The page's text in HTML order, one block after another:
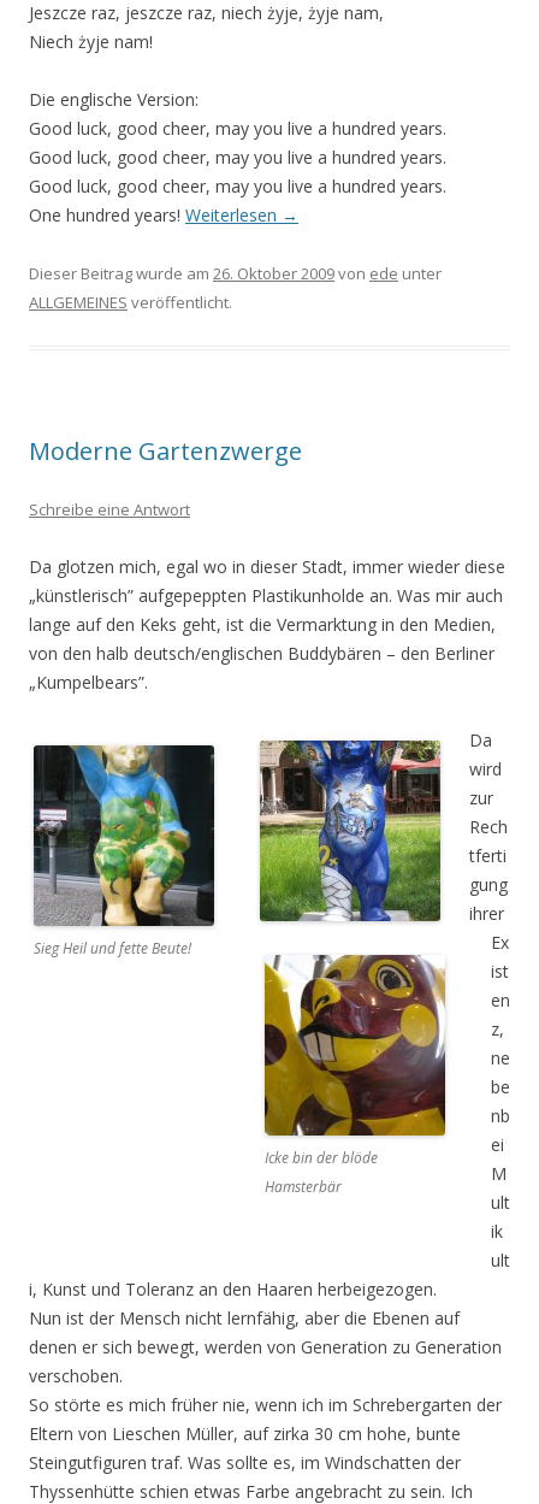
Jeszcze raz, jeszcze raz, niech żyje, żyje nam,
Niech żyje nam!
Die englische Version:
Good luck, good cheer, may you live a hundred years.
Good luck, good cheer, may you live a hundred years.
Good luck, good cheer, may you live a hundred years.
One hundred years! Weiterlesen →
Dieser Beitrag wurde am 26. Oktober 2009von ede unter
ALLGEMEINES veröffentlicht.
Moderne Gartenzwerge
Schreibe eine Antwort
Da glotzen mich, egal wo in dieser Stadt, immer wieder diese
„künstlerisch” aufgepeppten Plastikunholde an. Was mir auch
lange auf den Keks geht, ist die Vermarktung in den Medien,
von den halb deutsch/englischen Buddybären – den Berliner
„Kumpelbears”.
Sieg Heil und fette Beute!
Icke bin der blöde
Hamsterbär
Da
wird
zur
Rech
tferti
gung
ihrer
Ex
ist
en
z,
ne
be
nb
ei
M
ult
ik
ult
i, Kunst und Toleranz an den Haaren herbeigezogen.
Nun ist der Mensch nicht lernfähig, aber die Ebenen auf
denen er sich bewegt, werden von Generation zu Generation
verschoben.
So störte es mich früher nie, wenn ich im Schrebergarten der
Eltern von Lieschen Müller, auf zirka 30 cm hohe, bunte
Steingutfiguren traf. Was sollte es, im Windschatten der
Thyssenhütte schien etwas Farbe angebracht zu sein. Ich